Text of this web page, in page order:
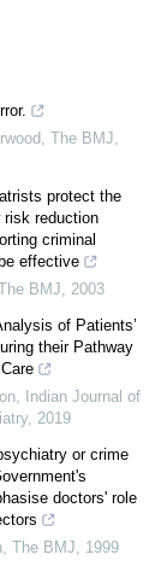
, The BMJ,
protect the
risk reduction
criminal
effective
BMJ, 2003
of Patients’
their Pathway
,
Indian Journal of
, 2019
or crime
doctors' role
, The BMJ, 1999